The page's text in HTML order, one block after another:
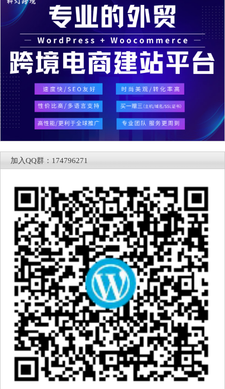
加入QQ群：174796271